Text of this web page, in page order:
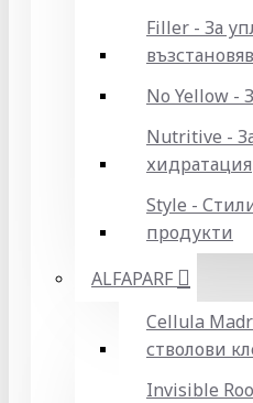
Filler - За
No Yellow -
Nutritive -
хидратация
Style -
продукти
ALFAPARF
Cellula
стволови
Invisible